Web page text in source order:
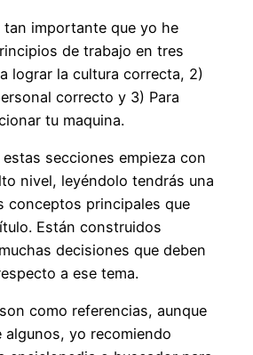
tan importante que yo he
de trabajo en tres
lograr la cultura correcta, 2)
correcto y 3) Para
tu maquina.
secciones empieza con
nivel, leyéndolo tendrás una
conceptos principales que
Están construidos
decisiones que deben
a ese tema.
como referencias, aunque
yo recomiendo